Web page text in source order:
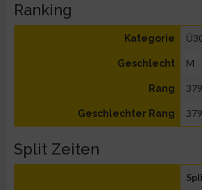
Ranking
Kategorie
Geschlecht M
Rang 379
Geschlechter Rang 379
Split Zeiten